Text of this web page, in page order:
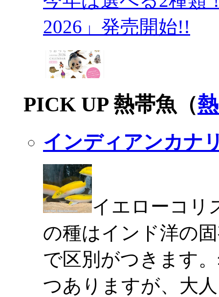
2026」発売開始!!
PICK UP 熱帯魚（
インディアンカナ
イエローコリ
の種はインド洋の
で区別がつきます
つありますが、大